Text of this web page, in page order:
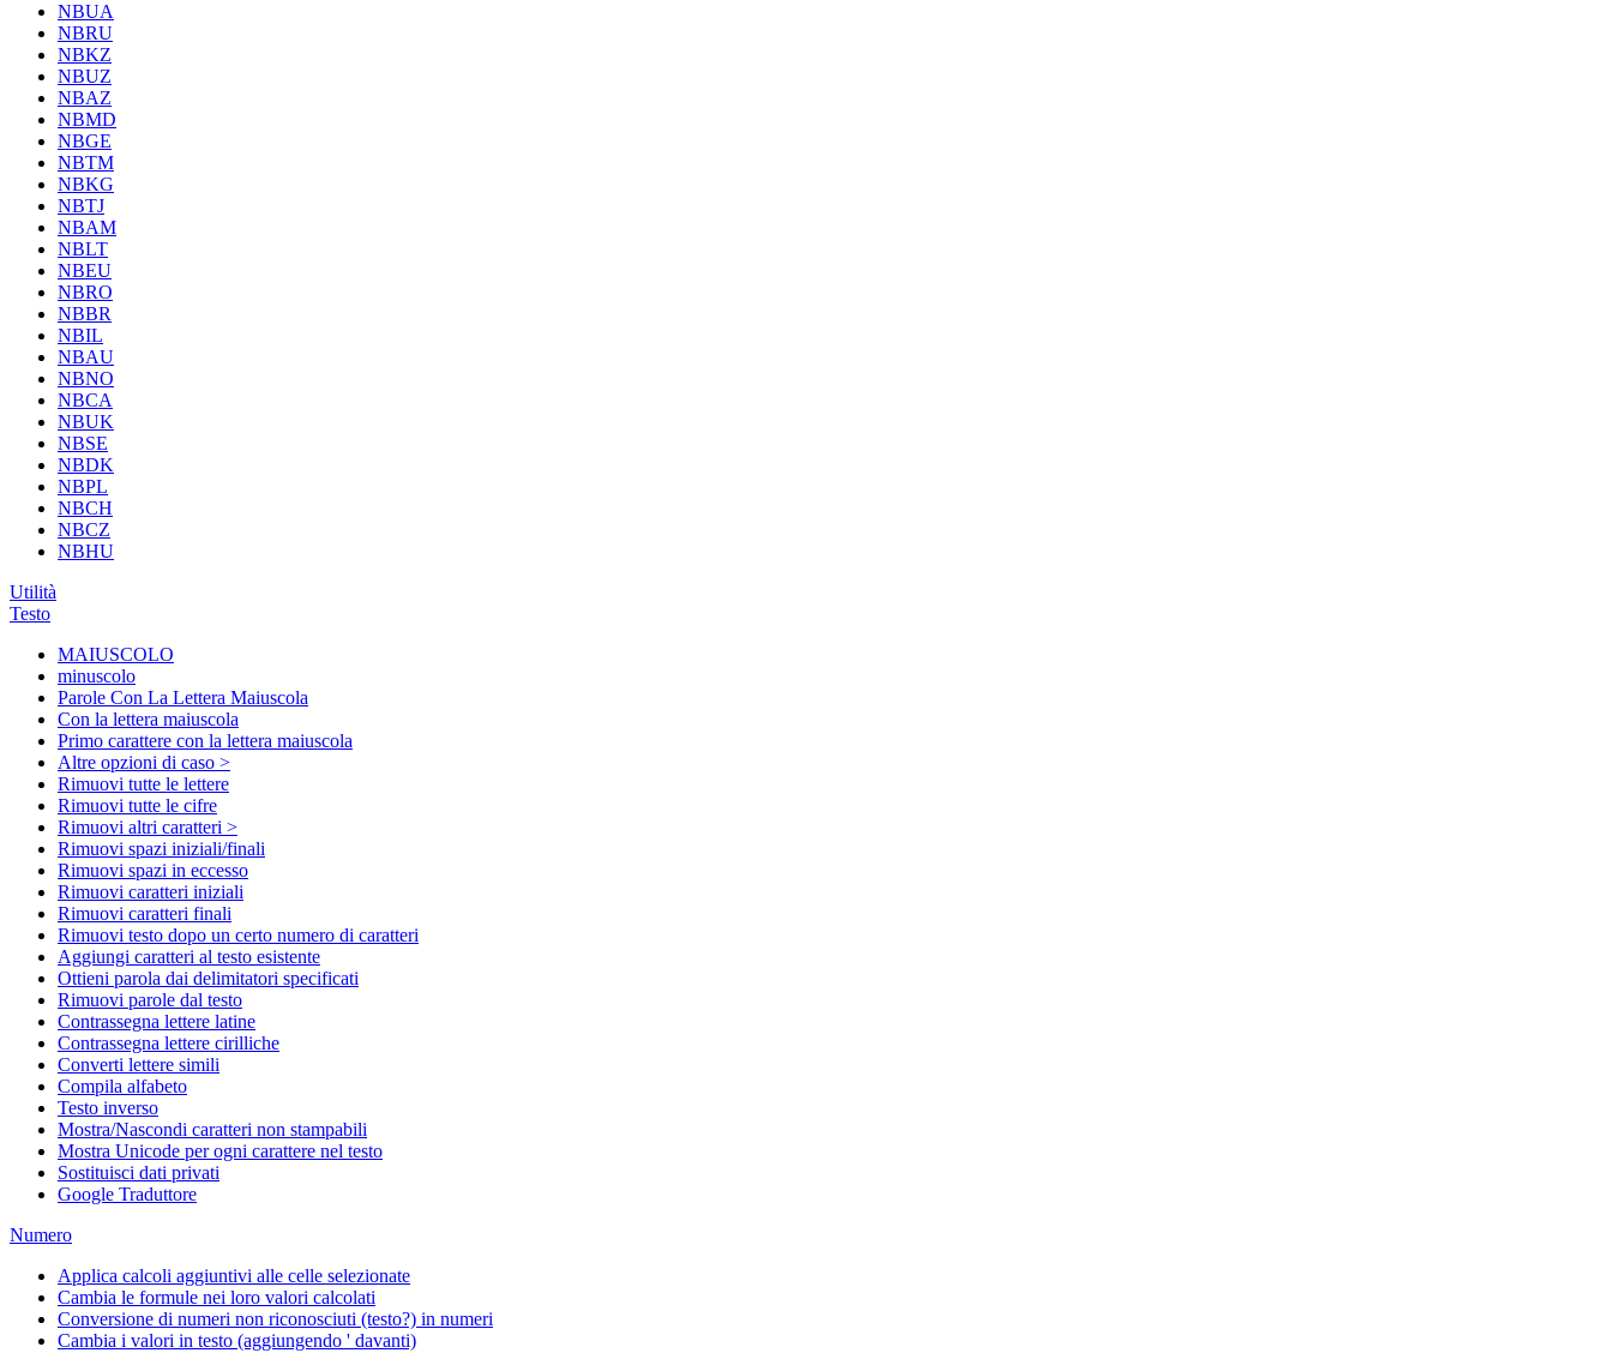
NBUA
NBRU
NBKZ
NBUZ
NBAZ
NBMD
NBGE
NBTM
NBKG
NBTJ
NBAM
NBLT
NBEU
NBRO
NBBR
NBIL
NBAU
NBNO
NBCA
NBUK
NBSE
NBDK
NBPL
NBCH
NBCZ
NBHU
Utilità
Testo
MAIUSCOLO
minuscolo
Parole Con La Lettera Maiuscola
Con la lettera maiuscola
Primo carattere con la lettera maiuscola
Altre opzioni di caso >
Rimuovi tutte le lettere
Rimuovi tutte le cifre
Rimuovi altri caratteri >
Rimuovi spazi iniziali/finali
Rimuovi spazi in eccesso
Rimuovi caratteri iniziali
Rimuovi caratteri finali
Rimuovi testo dopo un certo numero di caratteri
Aggiungi caratteri al testo esistente
Ottieni parola dai delimitatori specificati
Rimuovi parole dal testo
Contrassegna lettere latine
Contrassegna lettere cirilliche
Converti lettere simili
Compila alfabeto
Testo inverso
Mostra/Nascondi caratteri non stampabili
Mostra Unicode per ogni carattere nel testo
Sostituisci dati privati
Google Traduttore
Numero
Applica calcoli aggiuntivi alle celle selezionate
Cambia le formule nei loro valori calcolati
Conversione di numeri non riconosciuti (testo?) in numeri
Cambia i valori in testo (aggiungendo ' davanti)